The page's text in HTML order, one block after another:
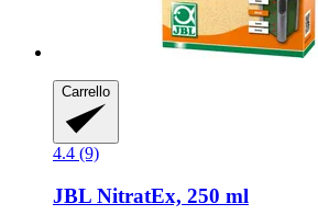
Carrello
4.4 (9)
JBL NitratEx, 250 ml